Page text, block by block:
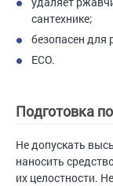
сантехнике;
безопасен для
ECO.
Подготовка
Не допускать
наносить
их целостности.